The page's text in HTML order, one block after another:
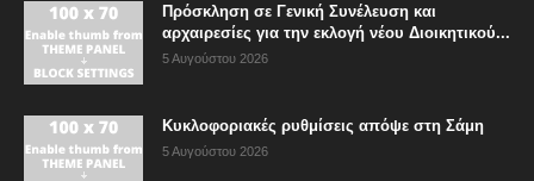
Πρόσκληση σε Γενική Συνέλευση και
αρχαιρεσίες για την εκλογή νέου Διοικητικού...
5 Αυγούστου 2026
Κυκλοφοριακές ρυθμίσεις απόψε στη Σάμη
5 Αυγούστου 2026